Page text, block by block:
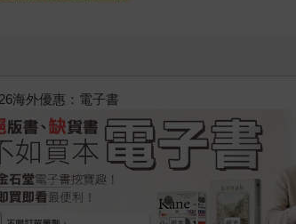
暑假漫博〈你好，我吃一點〉第二波